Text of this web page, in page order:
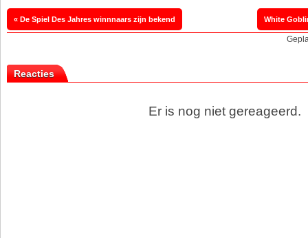
« De Spiel Des Jahres winnnaars zijn bekend
Reacties
Er is nog niet gereageerd.